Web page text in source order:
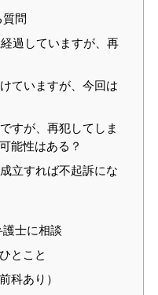
問
過していますが、再
ていますが、今回は
すが、再犯してしま
能性はある？
立すれば不起訴にな
士に相談
とこと
科あり）